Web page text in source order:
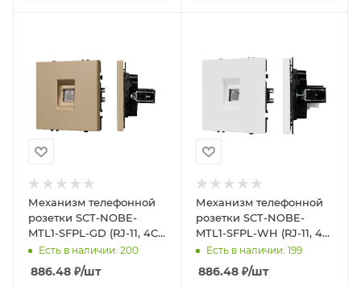
Механизм телефонной
розетки SCT-NOBE-
MTL1-SFPL-GD (RJ-11, 4C)
(Arlight, Золотой песок)
Есть в наличии: 200
886.48 ₽/шт
Механизм телефонной
розетки SCT-NOBE-
MTL1-SFPL-WH (RJ-11, 4C)
(Arlight, Белый кварц)
Есть в наличии: 199
886.48₽/шт